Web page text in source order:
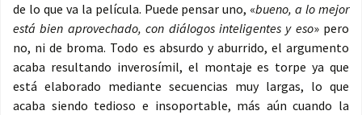
de lo que va la película. Puede pensar uno, «bueno, a lo mejor
está bien aprovechado, con diálogos inteligentes y eso» pero
no, ni de broma. Todo es absurdo y aburrido, el argumento
acaba resultando inverosímil, el montaje es torpe ya que
está elaborado mediante secuencias muy largas, lo que
acaba siendo tedioso e insoportable, más aún cuando la